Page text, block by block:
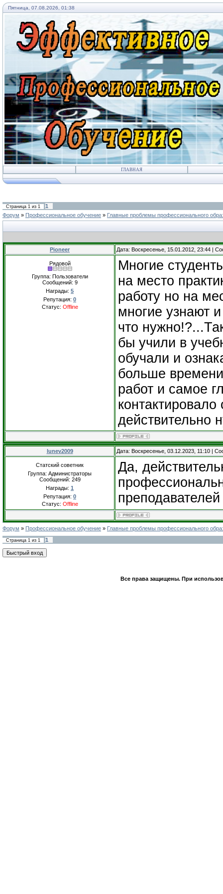
Пятница, 07.08.2026, 01:38
ГЛАВНАЯ
Страница 1 из 1
1
Форум » Профессиональное обучение » Главные проблемы профессионального
Pioneer Дата: Воскресенье, 15.01.2012, 23:44 |
Рядовой
Группа: Пользователи
Сообщений: 9
Награды: 5
Репутация: 0
Статус: Offline
Многие
на место
работу но на
многие узнают
что
бы учили в
обучали и
больше
работ и самое
действительно
lunev2009 Дата: Воскресенье, 03.12.2023, 11:10 |
Статский советник
Группа: Администраторы
Сообщений: 249
Награды: 1
Репутация: 0
Статус: Offline
Да,
Форум » Профессиональное обучение » Главные проблемы профессионального
Страница 1 из 1 1
Все права защищены. При